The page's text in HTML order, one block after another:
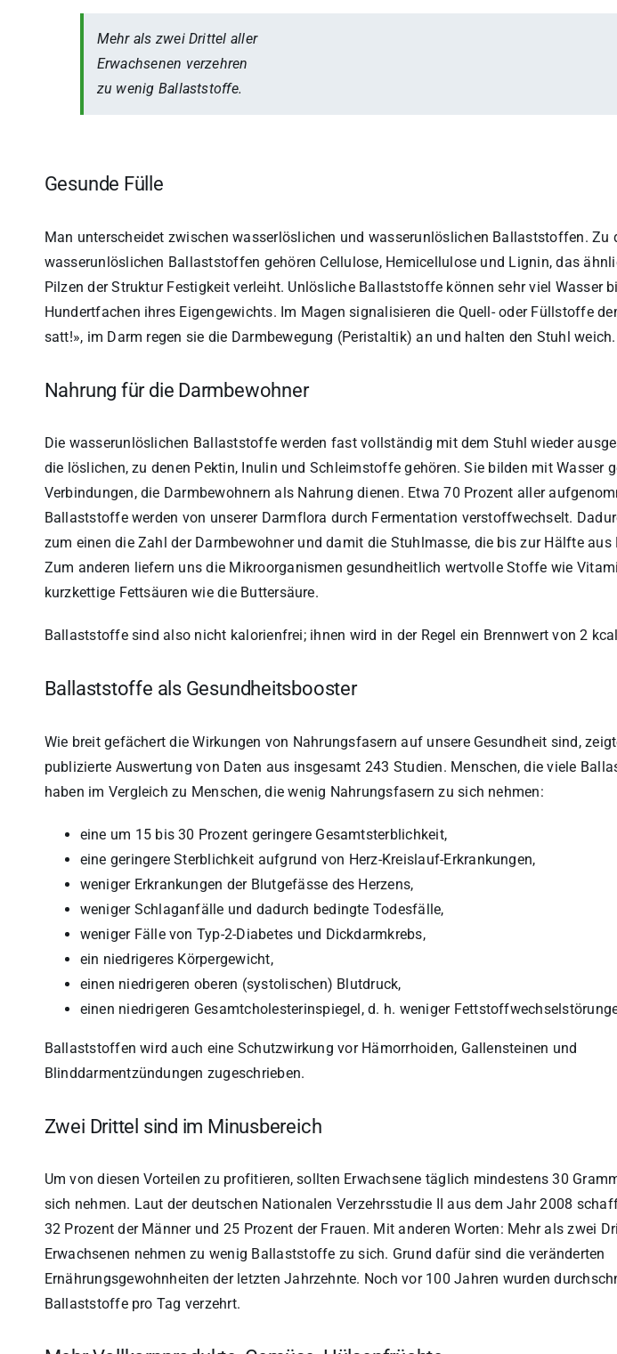
Mehr als zwei Drittel aller
Erwachsenen verzehren
zu wenig Ballaststoffe.
Gesunde Fülle
Man unterscheidet zwischen wasserlöslichen und wasserunlöslichen Ballaststoffen. Zu
wasserunlöslichen Ballaststoffen gehören Cellulose, Hemicellulose und Lignin, das
Pilzen der Struktur Festigkeit verleiht. Unlösliche Ballaststoffe können sehr viel Wasser
Hundertfachen ihres Eigengewichts. Im Magen signalisieren die Quell- oder Füllstoffe
satt!», im Darm regen sie die Darmbewegung (Peristaltik) an und halten den Stuhl weich.
Nahrung für die Darmbewohner
Die wasserunlöslichen Ballaststoffe werden fast vollständig mit dem Stuhl wieder
die löslichen, zu denen Pektin, Inulin und Schleimstoffe gehören. Sie bilden mit Wasser
Verbindungen, die Darmbewohnern als Nahrung dienen. Etwa 70 Prozent aller
Ballaststoffe werden von unserer Darmflora durch Fermentation verstoffwechselt.
zum einen die Zahl der Darmbewohner und damit die Stuhlmasse, die bis zur Hälfte aus
Zum anderen liefern uns die Mikroorganismen gesundheitlich wertvolle Stoffe wie
kurzkettige Fettsäuren wie die Buttersäure.
Ballaststoffe sind also nicht kalorienfrei; ihnen wird in der Regel ein Brennwert von 2
Ballaststoffe als Gesundheitsbooster
Wie breit gefächert die Wirkungen von Nahrungsfasern auf unsere Gesundheit sind,
publizierte Auswertung von Daten aus insgesamt 243 Studien. Menschen, die viele
haben im Vergleich zu Menschen, die wenig Nahrungsfasern zu sich nehmen:
eine um 15 bis 30 Prozent geringere Gesamtsterblichkeit,
eine geringere Sterblichkeit aufgrund von Herz-Kreislauf-Erkrankungen,
weniger Erkrankungen der Blutgefässe des Herzens,
weniger Schlaganfälle und dadurch bedingte Todesfälle,
weniger Fälle von Typ-2-Diabetes und Dickdarmkrebs,
ein niedrigeres Körpergewicht,
einen niedrigeren oberen (systolischen) Blutdruck,
einen niedrigeren Gesamtcholesterinspiegel, d. h. weniger
Ballaststoffen wird auch eine Schutzwirkung vor Hämorrhoiden, Gallensteinen und
Blinddarmentzündungen zugeschrieben.
Zwei Drittel sind im Minusbereich
Um von diesen Vorteilen zu profitieren, sollten Erwachsene täglich mindestens 30
sich nehmen. Laut der deutschen Nationalen Verzehrsstudie II aus dem Jahr 2008
32 Prozent der Männer und 25 Prozent der Frauen. Mit anderen Worten: Mehr als zwei
Erwachsenen nehmen zu wenig Ballaststoffe zu sich. Grund dafür sind die veränderten
Ernährungsgewohnheiten der letzten Jahrzehnte. Noch vor 100 Jahren wurden
Ballaststoffe pro Tag verzehrt.